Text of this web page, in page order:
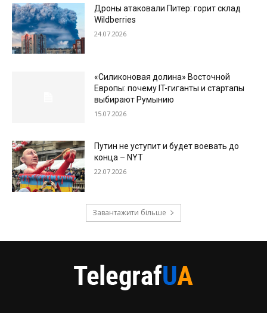
Дроны атаковали Питер: горит склад
Wildberries
24.07.2026
«Силиконовая долина» Восточной
Европы: почему IT-гиганты и стартапы
выбирают Румынию
15.07.2026
Путин не уступит и будет воевать до
конца – NYT
22.07.2026
Завантажити більше